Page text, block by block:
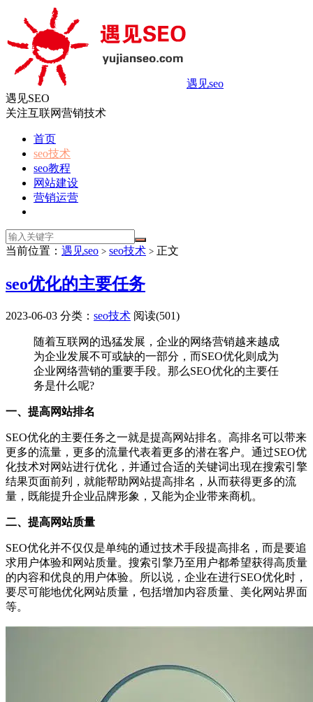
遇见seo
遇见SEO
关注互联网营销技术
首页
seo技术
seo教程
网站建设
营销运营
当前位置： 遇见seo > seo技术 > 正文
seo优化的主要任务
2023-06-03 分类： seo技术 阅读(501)
随着互联网的迅猛发展，企业的网络营销越来越成
为企业发展不可或缺的一部分，而SEO优化则成为
企业网络营销的重要手段。那么SEO优化的主要任
务是什么呢?
一、提高网站排名
SEO优化的主要任务之一就是提高网站排名。高排名可以带来
更多的流量，更多的流量代表着更多的潜在客户。通过SEO优
化技术对网站进行优化，并通过合适的关键词出现在搜索引擎
结果页面前列，就能帮助网站提高排名，从而获得更多的流
量，既能提升企业品牌形象，又能为企业带来商机。
二、提高网站质量
SEO优化并不仅仅是单纯的通过技术手段提高排名，而是要追
求用户体验和网站质量。搜索引擎乃至用户都希望获得高质量
的内容和优良的用户体验。所以说，企业在进行SEO优化时，
要尽可能地优化网站质量，包括增加内容质量、美化网站界面
等。